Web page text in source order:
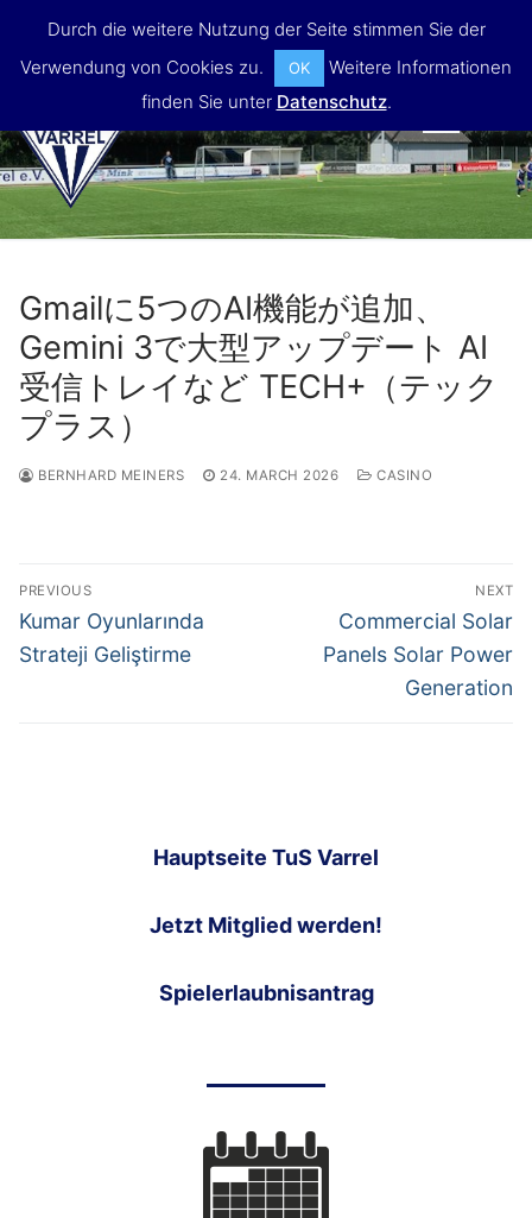
content
Gmailに5つのAI機能が追加、
Gemini 3で大型アップデート AI
受信トレイなど TECH+（テック
プラス）
BERNHARD MEINERS 24. MARCH 2026 CASINO
Post
navigation
PREVIOUS
Previous
post:
Kumar Oyunlarında
Strateji Geliştirme
NEXT
Next
post:
Commercial Solar
Panels Solar Power
Generation
Hauptseite TuS Varrel
Jetzt Mitglied werden!
Spielerlaubnisantrag
Durch die weitere Nutzung der Seite stimmen Sie der
Verwendung von Cookies zu.
OK
Weitere Informationen
finden Sie unter Datenschutz.